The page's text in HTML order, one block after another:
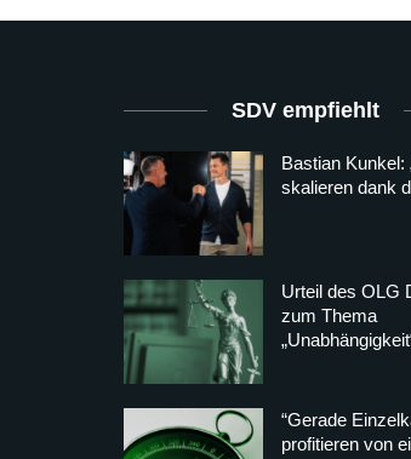
SDV empfiehlt
Bastian Kunkel:
skalieren dank
Urteil des OLG
zum Thema
“Gerade
profitieren von